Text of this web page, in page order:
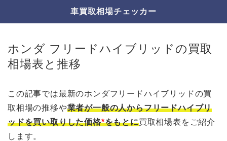
車買取相場チェッカー
ホンダ フリードハイブリッドの買取
相場表と推移
この記事では最新のホンダフリードハイブリッドの買
取相場の推移や業者が一般の人からフリードハイブリ
ッドを買い取りした価格*をもとに買取相場表をご紹介
します。